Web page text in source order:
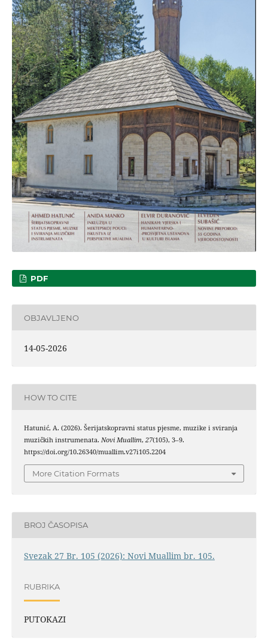
PDF
OBJAVLJENO
14-05-2026
HOW TO CITE
Hatunić, A. (2026). Šerijatskopravni status pjesme, muzike i sviranja
muzičkih instrumenata. Novi Muallim, 27(105), 3–9.
https://doi.org/10.26340/muallim.v27i105.2204
More Citation Formats
BROJ ČASOPISA
Svezak 27 Br. 105 (2026): Novi Muallim br. 105.
RUBRIKA
PUTOKAZI